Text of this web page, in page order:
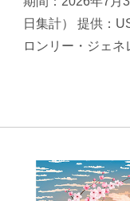
日集計） 提供：
ロンリー・ジェ